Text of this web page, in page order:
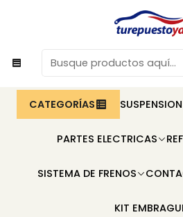
CATEGORÍAS SUSPENSION
PARTES ELECTRICAS
SISTEMA DE FRENOS
KIT